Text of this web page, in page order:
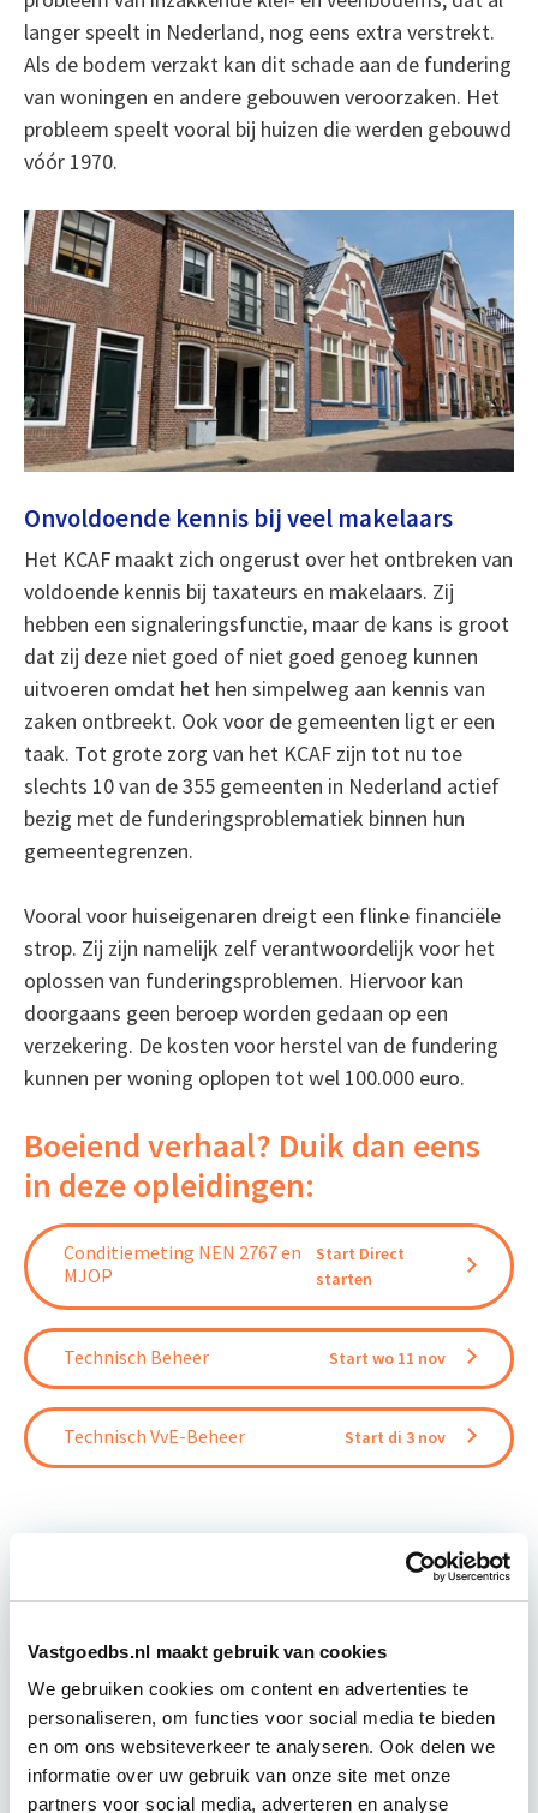
Vastgoedbs.nl maakt gebruik van cookies
We gebruiken cookies om content en advertenties te
personaliseren, om functies voor social media te bieden
en om ons websiteverkeer te analyseren. Ook delen we
informatie over uw gebruik van onze site met onze
partners voor social media, adverteren en analyse
langer speelt in Nederland, nog eens extra verstrekt.
Als de bodem verzakt kan dit schade aan de fundering
van woningen en andere gebouwen veroorzaken. Het
probleem speelt vooral bij huizen die werden gebouwd
vóór 1970.
Onvoldoende kennis bij veel makelaars
Het KCAF maakt zich ongerust over het ontbreken van
voldoende kennis bij taxateurs en makelaars. Zij
hebben een signaleringsfunctie, maar de kans is groot
dat zij deze niet goed of niet goed genoeg kunnen
uitvoeren omdat het hen simpelweg aan kennis van
zaken ontbreekt. Ook voor de gemeenten ligt er een
taak. Tot grote zorg van het KCAF zijn tot nu toe
slechts 10 van de 355 gemeenten in Nederland actief
bezig met de funderingsproblematiek binnen hun
gemeentegrenzen.
Vooral voor huiseigenaren dreigt een flinke financiële
strop. Zij zijn namelijk zelf verantwoordelijk voor het
oplossen van funderingsproblemen. Hiervoor kan
doorgaans geen beroep worden gedaan op een
verzekering. De kosten voor herstel van de fundering
kunnen per woning oplopen tot wel 100.000 euro.
Boeiend verhaal? Duik dan eens
in deze opleidingen:
Conditiemeting NEN 2767 en
MJOP
Start Direct
starten
Technisch Beheer Start wo 11 nov
Technisch VvE-Beheer Start di 3 nov
Risicomanagement
Tijdens de opleiding Risicomanagement krijg je
meer inzicht in de aspecten van
risicomanagement en leer je risico’s beter te